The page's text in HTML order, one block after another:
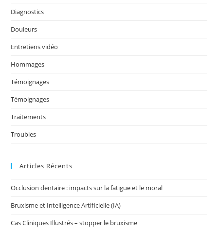
o
k
Diagnostics
Douleurs
Entretiens vidéo
Hommages
Témoignages
Témoignages
Traitements
Troubles
Articles Récents
Occlusion dentaire : impacts sur la fatigue et le moral
Bruxisme et Intelligence Artificielle (IA)
Cas Cliniques Illustrés – stopper le bruxisme